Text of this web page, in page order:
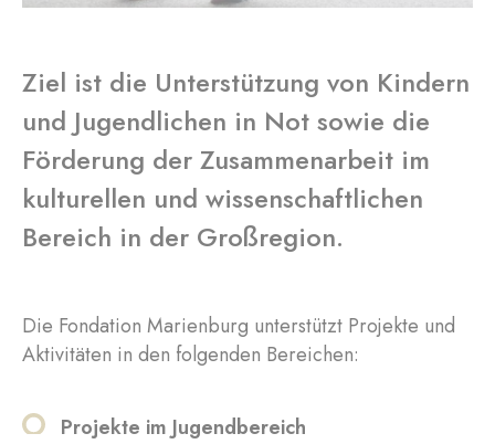
Ziel ist die Unterstützung von Kindern
und Jugendlichen in Not sowie die
Förderung der Zusammenarbeit im
kulturellen und wissenschaftlichen
Bereich in der Großregion.
Die Fondation Marienburg unterstützt Projekte und
Aktivitäten in den folgenden Bereichen:
Projekte im Jugendbereich